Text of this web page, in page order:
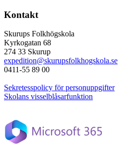
Kontakt
Skurups Folkhögskola
Kyrkogatan 68
274 33 Skurup
expedition@skurupsfolkhogskola.se
0411-55 89 00
Sekretesspolicy för personuppgifter
Skolans visselblåsarfunktion